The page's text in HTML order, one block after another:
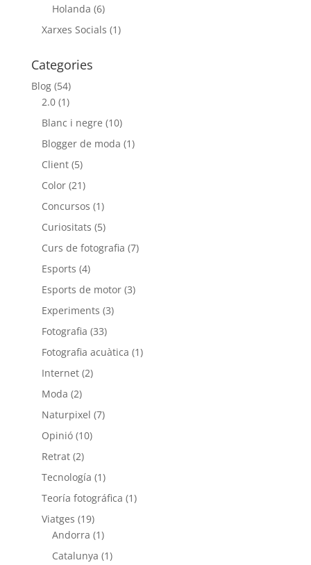
Holanda (6)
Xarxes Socials (1)
Categories
Blog(54)
2.0(1)
Blanc i negre (10)
Blogger de moda (1)
Client(5)
Color(21)
Concursos (1)
Curiositats (5)
Curs de fotografia (7)
Esports (4)
Esports de motor(3)
Experiments (3)
Fotografia (33)
Fotografia acuàtica (1)
Internet(2)
Moda (2)
Naturpixel (7)
Opinió(10)
Retrat(2)
Tecnología (1)
Teoría fotográfica (1)
Viatges (19)
Andorra (1)
Catalunya (1)